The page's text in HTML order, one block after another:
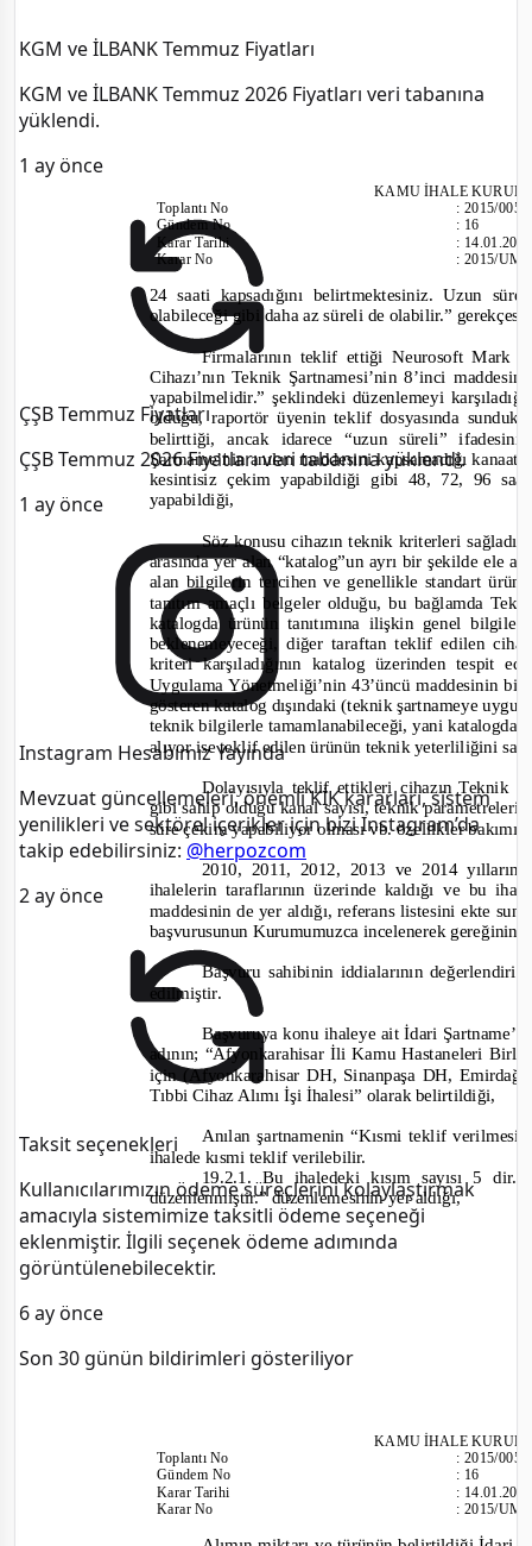
KGM ve İLBANK Temmuz Fiyatları
KGM ve İLBANK Temmuz 2026 Fiyatları veri tabanına
yüklendi.
1 ay önce
ÇŞB Temmuz Fiyatları
ÇŞB Temmuz 2026 Fiyatları veri tabanına yüklendi.
1 ay önce
Instagram Hesabımız Yayında
Mevzuat güncellemeleri, önemli KİK kararları, sistem
yenilikleri ve sektörel içerikler için bizi Instagram’da
takip edebilirsiniz: @herpozcom
2 ay önce
Taksit seçenekleri
Kullanıcılarımızın ödeme süreçlerini kolaylaştırmak
amacıyla sistemimize taksitli ödeme seçeneği
eklenmiştir. İlgili seçenek ödeme adımında
görüntülenebilecektir.
6 ay önce
Son 30 günün bildirimleri gösteriliyor
KAMU İHALE
ToplantıNo
Gündem No
Karar Tarihi
Karar No
:2015/005
: 16
:
:2015/
24 saati kapsadığını belirtmektesiniz. Uzun
olabileceği gibi daha az süreli de olabilir.”
Firmalarının teklif ettiği Neurosoft
Cihazı’nın Teknik Şartnamesi’nin 8’inci
yapabilmelidir.”şeklindeki düzenlemeyi
olduğu, raportör üyenin teklif dosyasında
belirttiği, ancak idarece“uzun süreli”
Şartname’nin anılan maddesini kapsamadığı
kesintisiz çekim yapabildiği gibi 48, 72, 96
yapabildiği,
Söz konusu cihazın teknik kriterleri
arasında yer alan “katalog”un ayrı bir şekilde ele
alan bilgilerin tercihen ve genellikle standart
tanıtım amaçlı belgeler olduğu, bu bağlamda
katalogda ürünün tanıtımına ilişkin genel
beklenemeyeceği, diğer taraftan teklif edilen
kriteri karşıladığının katalog üzerinden tespit
Uygulama Yönetmeliği’nin 43’üncü maddesinin
gösteren katalog dışındaki (teknik şartnameye
teknik bilgilerle tamamlanabileceği, yani
alıyor ise teklif edilen ürünün teknik yeterliliğini
Dolayısıyla teklif ettikleri cihazın Teknik
gibi sahip olduğu kanal sayısı, teknik
süre çekim yapabiliyor olması vb. özellikler
2010, 2011, 2012, 2013 ve 2014
ihalelerin taraflarının üzerinde kaldığı ve bu
maddesinin de yer aldığı, referans listesini ekte
başvurusunun Kurumumuzca incelenerek gereğinin
Başvuru sahibinin iddialarının
edilmiştir.
Başvuruya konu ihaleye ait İdari
adının; “Afyonkarahisar İli Kamu Hastaneleri
için (Afyonkarahisar DH, Sinanpaşa DH,
Tıbbi Cihaz Alımı İşi İhalesi” olarak belirtildiği,
Anılan şartnamenin “Kısmi teklif
ihalede kısmi teklif verilebilir.
19.2.1. Bu ihaledeki kısım sayısı 5
düzenlenmiştir.”düzenlemesinin yer aldığı,
KAMU İHALE
ToplantıNo
Gündem No
Karar Tarihi
Karar No
:2015/005
: 16
:
:2015/